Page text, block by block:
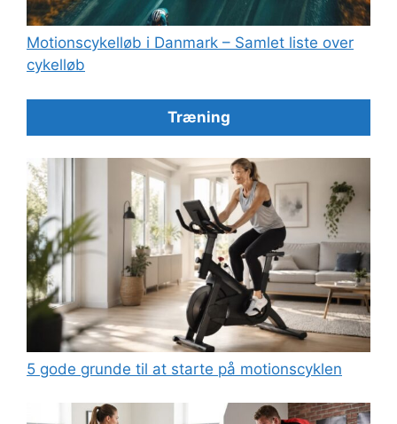
Motionscykelløb i Danmark – Samlet liste over
cykelløb
Træning
5 gode grunde til at starte på motionscyklen